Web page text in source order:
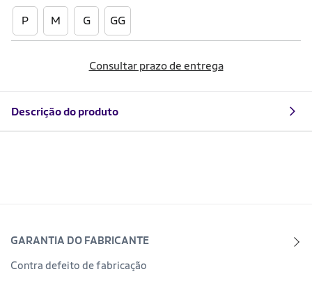
P M G GG
Consultar prazo de entrega
Descrição do produto
GARANTIA DO FABRICANTE
Contra defeito de fabricação